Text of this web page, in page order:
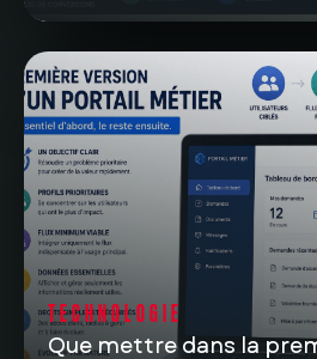
TECHNOLOGIE
Que mettre dans la